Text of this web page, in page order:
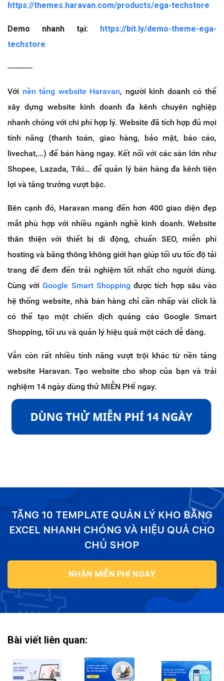
https://themes.haravan.com/products/ega-techstore
Demo nhanh tại:
https://bit.ly/demo-theme-ega-
techstore
----------
Với nền tảng website Haravan, người kinh doanh có thể
xây dựng website kinh doanh đa kênh chuyên nghiệp
nhanh chóng với chi phí hợp lý. Website đã tích hợp đủ mọi
tính năng (thanh toán, giao hàng, bảo mật, báo cáo,
livechat,...) để bán hàng ngay. Kết nối với các sàn lớn như
Shopee, Lazada, Tiki... để quản lý bán hàng đa kênh tiện
lợi và tăng trưởng vượt bậc.
Bên cạnh đó, Haravan mang đến hơn 400 giao diện đẹp
mắt phù hợp với nhiều ngành nghề kinh doanh. Website
thân thiện với thiết bị di động, chuẩn SEO, miễn phí
hosting và băng thông không giới hạn giúp tối ưu tốc độ tải
trang để đem đến trải nghiệm tốt nhất cho người dùng.
Cùng vớiGoogle Smart Shopping được tích hợp sâu vào
hệ thống website, nhà bán hàng chỉ cần nhấp vài click là
có thể tạo một chiến dịch quảng cáo Google Smart
Shopping, tối ưu và quản lý hiệu quả một cách dễ dàng.
Vẫn còn rất nhiều tính năng vượt trội khác từ nền tảng
website Haravan. Tạo website cho shop của bạn và trải
nghiệm 14 ngày dùng thử MIỄN PHÍ ngay.
TẶNG 10 TEMPLATE QUẢN LÝ KHO BẰNG
EXCEL NHANH CHÓNG VÀ HIỆU QUẢ CHO
CHỦ SHOP
NHẬN MIỄN PHÍ NGAY
Bài viết liên quan: